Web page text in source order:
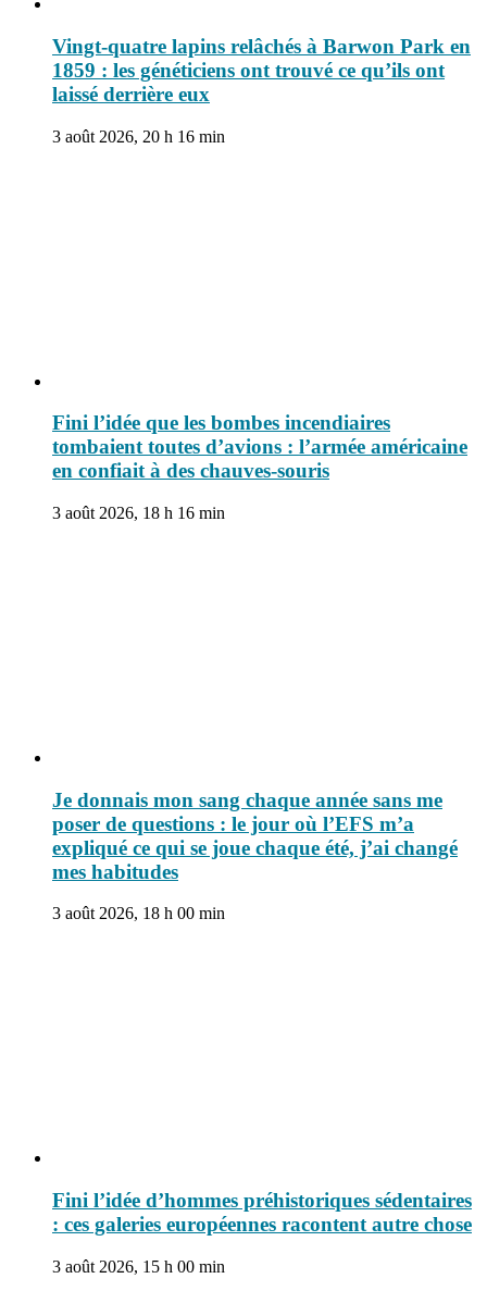
Vingt-quatre lapins relâchés à Barwon Park en
1859 : les généticiens ont trouvé ce qu’ils ont
laissé derrière eux
3 août 2026, 20 h 16 min
Fini l’idée que les bombes incendiaires
tombaient toutes d’avions : l’armée américaine
en confiait à des chauves-souris
3 août 2026, 18 h 16 min
Je donnais mon sang chaque année sans me
poser de questions : le jour où l’EFS m’a
expliqué ce qui se joue chaque été, j’ai changé
mes habitudes
3 août 2026, 18 h 00 min
Fini l’idée d’hommes préhistoriques sédentaires
: ces galeries européennes racontent autre chose
3 août 2026, 15 h 00 min